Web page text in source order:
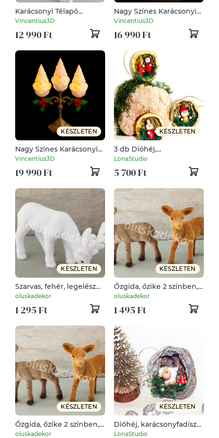
Karácsonyi Télapó
Ajtódísz és Kopogtató
Vincentius3D
12 990 Ft
Nagy Színes Karácsonyi
Hóemberes Lámpa Led
Vincentius3D
16 990 Ft
KÉSZLETEN
Nagy Színes Karácsonyi
Manó Lámpás Led
Vincentius3D
19 990 Ft
KÉSZLETEN
3 db Dióhéj,
karácsonyfadísz (3 db
LonaStudio
5 700 Ft
KÉSZLETEN
Szarvas, fehér, legelésző,
karácsonyi, adventi
flokkolt, 12cm
oluskadekor
1 295 Ft
KÉSZLETEN
Őzgida, őzike 2 színben,
karácsonyi, adventi
flokkolt, 12cm
oluskadekor
1 495 Ft
KÉSZLETEN
Őzgida, őzike 2 színben,
karácsonyi, adventi
oluskadekor
KÉSZLETEN
Dióhéj, karácsonyfadísz
bárányka
LonaStudio